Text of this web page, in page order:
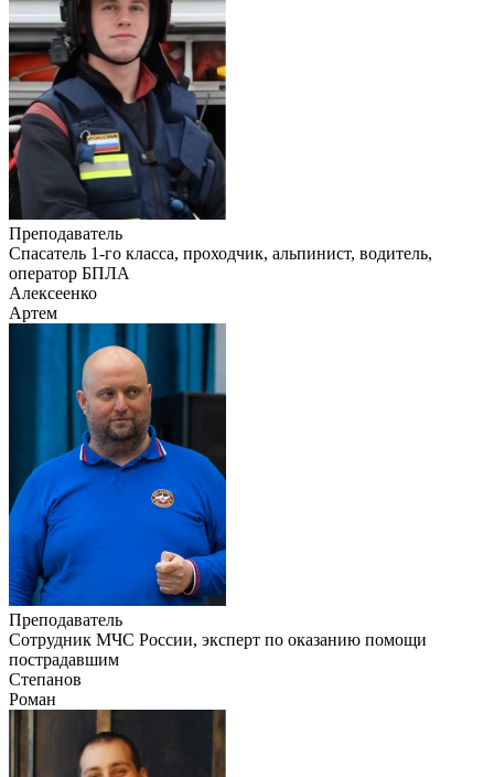
Преподаватель
Cпасатель 1-го класса, проходчик, альпинист, водитель,
оператор БПЛА
Алексеенко
Артем
Преподаватель
Сотрудник МЧС России, эксперт по оказанию помощи
пострадавшим
Степанов
Роман